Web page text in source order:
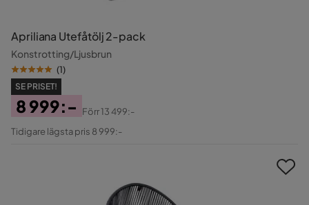
Apriliana Utefåtölj 2-pack
Konstrotting/Ljusbrun
(1)
SE PRISET!
Pris
8 999:-
Original
Förr13 499:-
Tidigare lägsta pris 8 999:-